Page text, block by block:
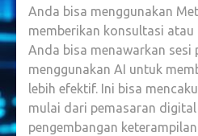
Anda bisa menggunakan
memberikan konsultasi atau
Anda bisa menawarkan sesi
menggunakan AI untuk
lebih efektif. Ini bisa
mulai dari pemasaran
pengembangan